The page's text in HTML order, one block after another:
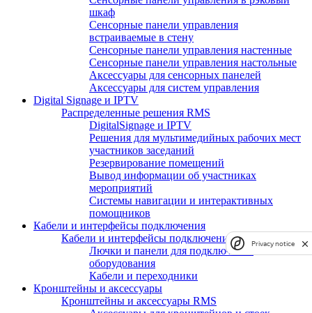
шкаф
Сенсорные панели управления
встраиваемые в стену
Сенсорные панели управления настенные
Сенсорные панели управления настольные
Аксессуары для сенсорных панелей
Аксессуары для систем управления
Digital Signage и IPTV
Распределенные решения RMS
DigitalSignage и IPTV
Решения для мультимедийных рабочих мест
участников заседаний
Резервирование помещений
Вывод информации об участниках
мероприятий
Системы навигации и интерактивных
помощников
Кабели и интерфейсы подключения
Кабели и интерфейсы подключения RMS
Лючки и панели для подключения
оборудования
Кабели и переходники
Кронштейны и аксессуары
Кронштейны и аксессуары RMS
Privacy notice